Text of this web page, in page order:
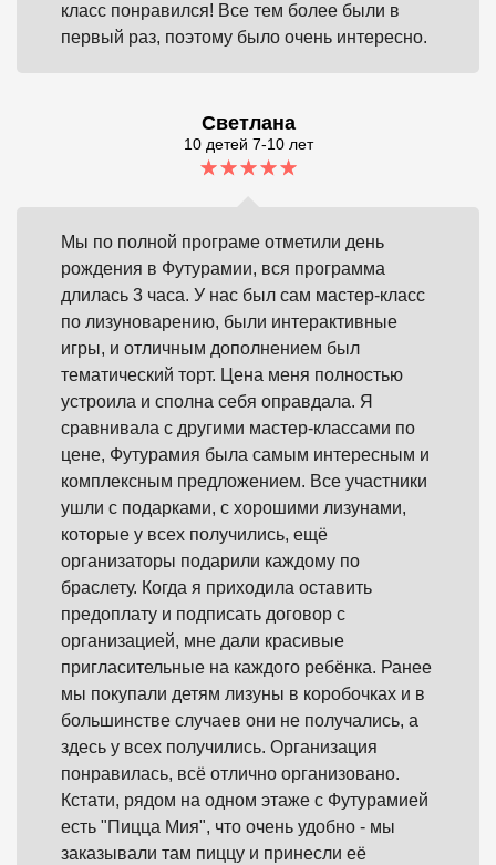
класс понравился! Все тем более были в
первый раз, поэтому было очень интересно.
Светлана
10 детей 7-10 лет
Мы по полной програме отметили день
рождения в Футурамии, вся программа
длилась 3 часа. У нас был сам мастер-класс
по лизуноварению, были интерактивные
игры, и отличным дополнением был
тематический торт. Цена меня полностью
устроила и сполна себя оправдала. Я
сравнивала с другими мастер-классами по
цене, Футурамия была самым интересным и
комплексным предложением. Все участники
ушли с подарками, с хорошими лизунами,
которые у всех получились, ещё
организаторы подарили каждому по
браслету. Когда я приходила оставить
предоплату и подписать договор с
организацией, мне дали красивые
пригласительные на каждого ребёнка. Ранее
мы покупали детям лизуны в коробочках и в
большинстве случаев они не получались, а
здесь у всех получились. Организация
понравилась, всё отлично организовано.
Кстати, рядом на одном этаже с Футурамией
есть "Пицца Мия", что очень удобно - мы
заказывали там пиццу и принесли её